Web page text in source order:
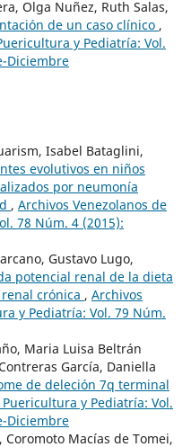
Olga Nuñez, Ruth Salas,
de un caso clínico ,
y Pediatría: Vol.
Diciembre
Isabel Bataglini,
evolutivos en niños
por neumonía
, Archivos Venezolanos de
78 Núm. 4 (2015):
Gustavo Lugo,
potencial renal de la dieta
crónica , Archivos
y Pediatría: Vol. 79 Núm.
Maria Luisa Beltrán
García, Daniella
de deleción 7q terminal
y Pediatría: Vol.
Diciembre
Macías de Tomei,